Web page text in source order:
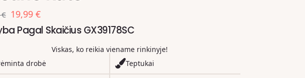
€ 19,99 €
Pagal Skaičius GX39178SC
Viskas, ko reikia viename rinkinyje!
drobė
Teptukai